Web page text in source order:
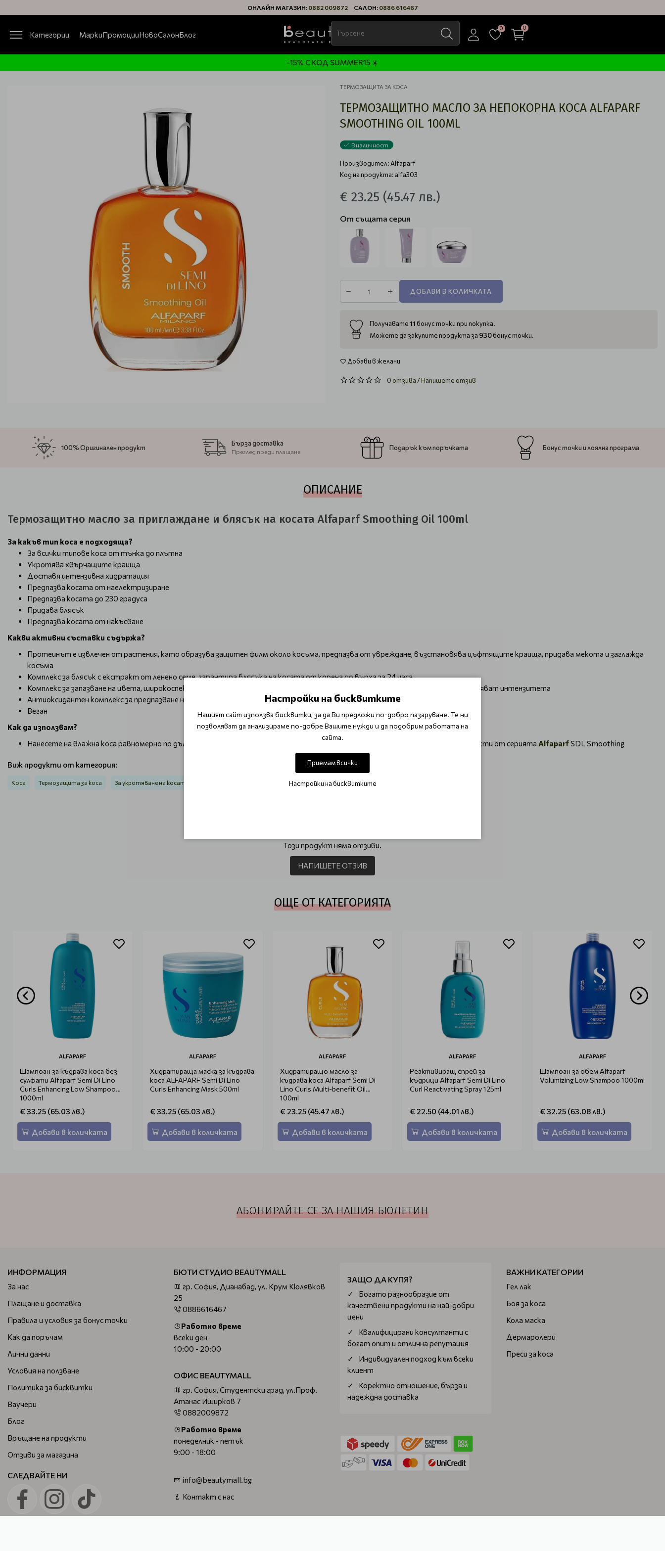
ОНЛАЙН МАГАЗИН: 0882 009872 САЛОН: 0886 616467
Категории МаркиПромоцииНовоСалонБлог
0 0
-15% С КОД SUMMER15 ☀️
ТЕРМОЗАЩИТА ЗА КОСА
ТЕРМОЗАЩИТНО МАСЛО ЗА НЕПОКОРНА КОСА ALFAPARF
SMOOTHING OIL 100ML
В наличност
Производител: Alfaparf
Код на продукта: alfa303
€ 23.25 (45.47 лв.)
От същата серия
ДОБАВИ В КОЛИЧКАТА
Получавате11 бонус точки при покупка.
Можете да закупите продукта за 930бонус точки.
Добави в желани
0 отзива/Напишете отзив
100% Оригинален продукт
Бърза доставка
Преглед преди плащане
Подарък към поръчката Бонус точки и лоялна програма
ОПИСАНИЕ
Термозащитно масло за приглаждане и блясък на косата Alfaparf Smoothing Oil 100ml
За какъв тип коса е подходяща?
За всички типове коса от тънка до плътна
Укротява хвърчащите краища
Доставя интензивна хидратация
Предпазва косата от наелектризиране
Предпазва косата до 230 градуса
Придава блясък
Предпазва косата от накъсване
Какви активни съставки съдържа?
Протеинът е извлечен от растения, като образува защитен филм около косъма, предпазва от увреждане, възстановява цъфтящите краища, придава мекота и заглажда
косъма
Комплекс за блясък с екстракт от ленено семе, гарантира блясъка на косата от корена до върха за 24 часа.
Комплекс за запазване на цвета, широкоспектърни UV филтри и антиоксиданти защитават цвета от избледняване и подобряват интензитета
Антиоксидантен комплекс за предпазване на косата от вредното влияние на околната среда
Веган
Как да използвам?
Нанесете на влажна коса равномерно по дължините. За оптимален резултат използвайте в комбинация с останалите продукти от серията AlfaparfSDL Smoothing
Виж продукти от категория:
Коса Термозащита за коса За укротяване на косата Alfaparf SDL Smoothing
Този продукт няма отзиви.
НАПИШЕТЕ ОТЗИВ
ОЩЕ ОТ КАТЕГОРИЯТА
ALFAPARF
Шампоан за къдрава коса без
сулфати Alfaparf Semi Di Lino
Curls Enhancing Low Shampoo
1000ml
€ 33.25 (65.03 лв.)
Добави в количката
ALFAPARF
Хидратираща маска за къдрава
коса ALFAPARF Semi Di Lino
Curls Enhancing Mask 500ml
€ 33.25 (65.03 лв.)
Добави в количката
ALFAPARF
Хидратиращо масло за
къдрава коса Alfaparf Semi Di
Lino Curls Multi-benefit Oil
100ml
€ 23.25 (45.47 лв.)
Добави в количката
ALFAPARF
Реактивиращ спрей за
къдрици Alfaparf Semi Di Lino
Curl Reactivating Spray 125ml
€ 22.50 (44.01 лв.)
Добави в количката
ALFAPARF
Шампоан за обем Alfaparf
Volumizing Low Shampoo 1000ml
€ 32.25 (63.08 лв.)
Добави в количката
АБОНИРАЙТЕ СЕ ЗА НАШИЯ БЮЛЕТИН
ИНФОРМАЦИЯ
За нас
Плащане и доставка
Правила и условия за бонус точки
Как да поръчам
Лични данни
Условия на ползване
Политика за бисквитки
Ваучери
Блог
Връщане на продукти
Отзиви за магазина
СЛЕДВАЙТЕ НИ
БЮТИ СТУДИО BEAUTYMALL
гр. София, Дианабад, ул. Крум Кюлявков
25
0886616467
Работно време
всеки ден
10:00 - 20:00
ОФИС BEAUTYMALL
гр. София, Студентски град, ул.Проф.
Атанас Иширков 7
0882009872
Работно време
понеделник - петък
9:00 - 18:00
info@beautymall.bg
Контакт с нас
ЗАЩО ДА КУПЯ?
Богатo разнообразие от
качествени продукти на най-добри
цени
Квалифицирани консултанти с
богат опит и отлична репутация
Индивидуален подход към всеки
клиент
Коректно отношение, бърза и
надеждна доставка
ВАЖНИ КАТЕГОРИИ
Гел лак
Боя за коса
Кола маска
Дермаролери
Преси за коса
Настройки на бисквитките
Нашият сайт използва бисквитки, за да Ви предложи по-добро пазаруване. Те ни
позволяват да анализираме по-добре Вашите нужди и да подобрим работата на
сайта.
Приемам всички
Настройки на бисквитките